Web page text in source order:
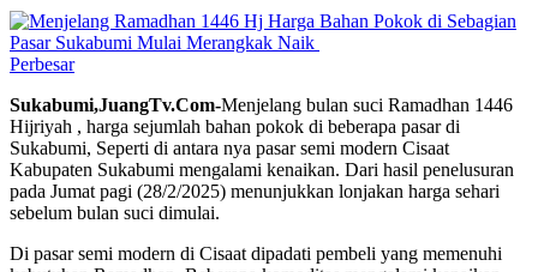
Perbesar
Sukabumi,JuangTv.Com-Menjelang bulan suci Ramadhan 1446
Hijriyah , harga sejumlah bahan pokok di beberapa pasar di
Sukabumi, Seperti di antara nya pasar semi modern Cisaat
Kabupaten Sukabumi mengalami kenaikan. Dari hasil penelusuran
pada Jumat pagi (28/2/2025) menunjukkan lonjakan harga sehari
sebelum bulan suci dimulai.
Di pasar semi modern di Cisaat dipadati pembeli yang memenuhi